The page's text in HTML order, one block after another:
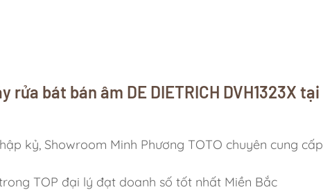
rửa bát bán âm DE DIETRICH DVH1323X tại
kỷ, Showroom Minh Phương TOTO chuyên cung cấp
TOP đại lý đạt doanh số tốt nhất Miền Bắc